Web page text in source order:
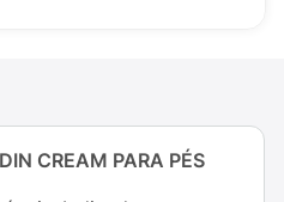
CREAM PARA PÉS